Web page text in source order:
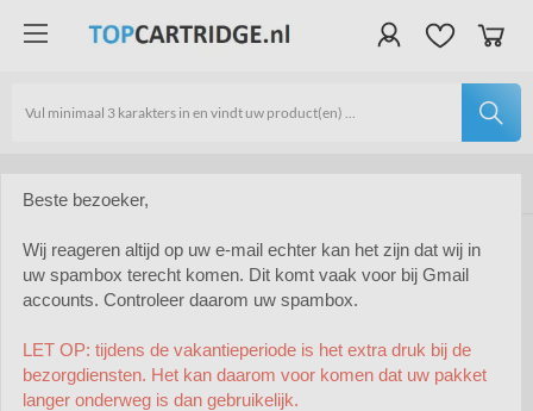
Inktcartridges
Epson inktcartridges
Epson Ecotank 111
Epson Ecotank 111
Beste bezoeker,
Wij reageren altijd op uw e-mail echter kan het zijn dat wij in
uw spambox terecht komen. Dit komt vaak voor bij Gmail
accounts. Controleer daarom uw spambox.
LET OP: tijdens de vakantieperiode is het extra druk bij de
bezorgdiensten. Het kan daarom voor komen dat uw pakket
langer onderweg is dan gebruikelijk.